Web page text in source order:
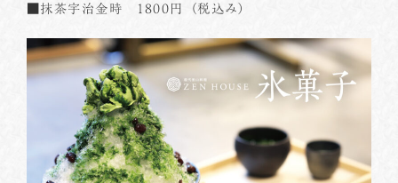
■抹茶宇治金時 1800円（税込み）